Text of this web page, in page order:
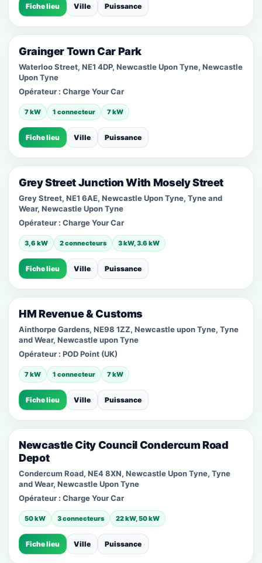
Fiche lieu Ville Puissance
Grainger Town Car Park
Waterloo Street, NE1 4DP, Newcastle Upon Tyne, Newcastle
Upon Tyne
Opérateur : Charge Your Car
7 kW 1 connecteur 7 kW
Fiche lieu Ville Puissance
Grey Street Junction With Mosely Street
Grey Street, NE1 6AE, Newcastle Upon Tyne, Tyne and
Wear, Newcastle Upon Tyne
Opérateur : Charge Your Car
3,6 kW 2 connecteurs 3 kW, 3.6 kW
Fiche lieu Ville Puissance
HM Revenue & Customs
Ainthorpe Gardens, NE98 1ZZ, Newcastle upon Tyne, Tyne
and Wear, Newcastle upon Tyne
Opérateur : POD Point (UK)
7 kW 1 connecteur 7 kW
Fiche lieu Ville Puissance
Newcastle City Council Condercum Road
Depot
Condercum Road, NE4 8XN, Newcastle Upon Tyne, Tyne
and Wear, Newcastle Upon Tyne
Opérateur : Charge Your Car
50 kW 3 connecteurs 22 kW, 50 kW
Fiche lieu Ville Puissance